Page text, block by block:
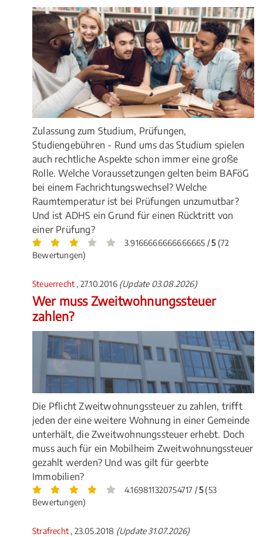
Zulassung zum Studium, Prüfungen,
Studiengebühren - Rund ums das Studium spielen
auch rechtliche Aspekte schon immer eine große
Rolle. Welche Voraussetzungen gelten beim BAFöG
bei einem Fachrichtungswechsel? Welche
Raumtemperatur ist bei Prüfungen unzumutbar?
Und ist ADHS ein Grund für einen Rücktritt von
einer Prüfung?
3.9166666666666665 /5(72
Bewertungen)
Steuerrecht , 27.10.2016 (Update 03.08.2026)
Wer muss Zweitwohnungssteuer
zahlen?
Die Pflicht Zweitwohnungssteuer zu zahlen, trifft
jeden der eine weitere Wohnung in einer Gemeinde
unterhält, die Zweitwohnungssteuer erhebt. Doch
muss auch für ein Mobilheim Zweitwohnungssteuer
gezahlt werden? Und was gilt für geerbte
Immobilien?
4.169811320754717 /5(53
Bewertungen)
Strafrecht , 23.05.2018 (Update 31.07.2026)